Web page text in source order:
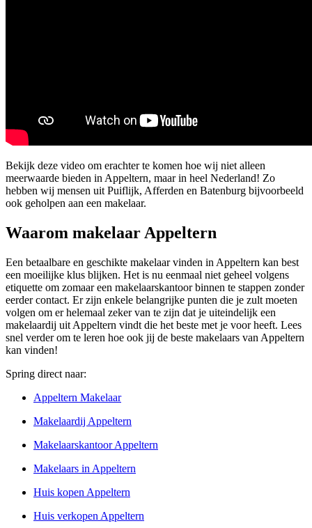
Bekijk deze video om erachter te komen hoe wij niet alleen
meerwaarde bieden in Appeltern, maar in heel Nederland! Zo
hebben wij mensen uit Puiflijk, Afferden en Batenburg bijvoorbeeld
ook geholpen aan een makelaar.
Waarom makelaar Appeltern
Een betaalbare en geschikte makelaar vinden in Appeltern kan best
een moeilijke klus blijken. Het is nu eenmaal niet geheel volgens
etiquette om zomaar een makelaarskantoor binnen te stappen zonder
eerder contact. Er zijn enkele belangrijke punten die je zult moeten
volgen om er helemaal zeker van te zijn dat je uiteindelijk een
makelaardij uit Appeltern vindt die het beste met je voor heeft. Lees
snel verder om te leren hoe ook jij de beste makelaars van Appeltern
kan vinden!
Spring direct naar:
Appeltern Makelaar
Makelaardij Appeltern
Makelaarskantoor Appeltern
Makelaars in Appeltern
Huis kopen Appeltern
Huis verkopen Appeltern